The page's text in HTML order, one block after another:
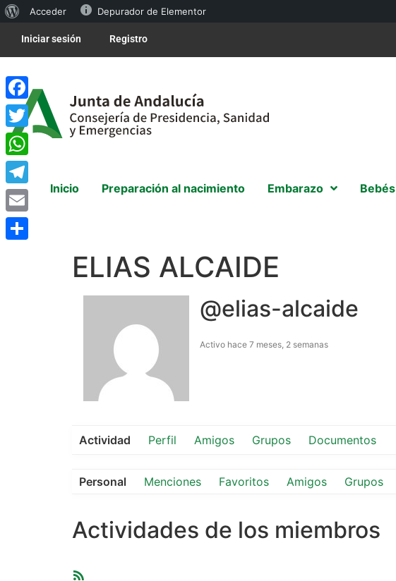
Acceder Depurador de Elementor
Iniciar sesión Registro
Inicio Preparación al nacimiento Embarazo Bebés
ELIAS ALCAIDE
@elias-alcaide
Activo hace 7 meses, 2 semanas
Actividad Perfil Amigos Grupos Documentos
Personal Menciones Favoritos Amigos Grupos
Actividades de los miembros
Facebook
Twitter
WhatsApp
Telegram
Email